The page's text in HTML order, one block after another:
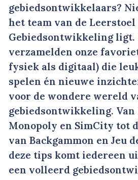
gebiedsontwikkelaars?
het team van de Leerstoel
Gebiedsontwikkeling ligt.
verzamelden onze
fysiek als digitaal) die
spelen én nieuwe
voor de wondere wereld
gebiedsontwikkeling.
Monopoly en SimCity tot
van Backgammon en Jeu
deze tips komt iedereen
een volleerd